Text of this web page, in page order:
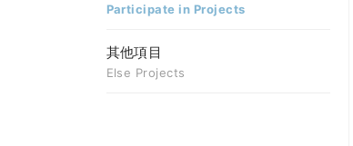
Participate in Projects
其他項目
Else Projects